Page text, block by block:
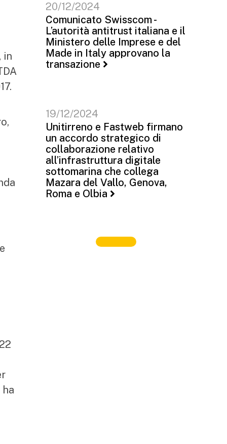
in
20/12/2024
Comunicato Swisscom -
L’autorità antitrust italiana e il
Ministero delle Imprese e del
Made in Italy approvano la
transazione
19/12/2024
Unitirreno e Fastweb firmano
un accordo strategico di
collaborazione relativo
all’infrastruttura digitale
sottomarina che collega
Mazara del Vallo, Genova,
Roma e Olbia